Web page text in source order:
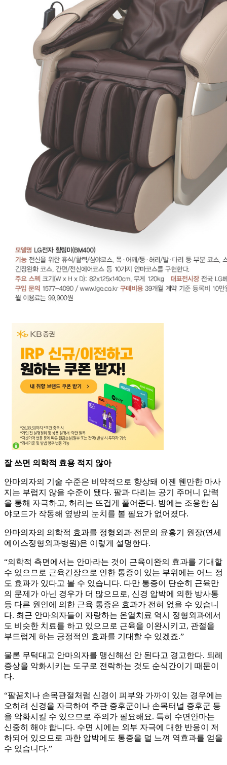
잘 쓰면 의학적 효용 적지 않아
안마의자의 기술 수준은 비약적으로 향상돼 이젠 웬만한 마사
지는 부럽지 않을 수준이 됐다. 팔과 다리는 공기 주머니 압력
을 통해 자극하고, 허리는 뜨겁게 풀어준다. 밤에는 조용한 심
야모드가 작동해 옆방의 눈치를 볼 필요가 없어졌다.
안마의자의 의학적 효과를 정형외과 전문의 윤홍기 원장(연세
에이스정형외과병원)은 이렇게 설명한다.
“의학적 측면에서는 안마라는 것이 근육이완의 효과를 기대할
수 있으므로 근육긴장으로 인한 통증이 있는 부위에는 어느 정
도 효과가 있다고 볼 수 있습니다. 다만 통증이 단순히 근육만
의 문제가 아닌 경우가 더 많으므로, 신경 압박에 의한 방사통
등 다른 원인에 의한 근육 통증은 효과가 전혀 없을 수 있습니
다. 최근 안마의자들이 자랑하는 온열치료 역시 정형외과에서
도 비슷한 치료를 하고 있으므로 근육을 이완시키고, 관절을
부드럽게 하는 긍정적인 효과를 기대할 수 있겠죠.”
물론 무턱대고 안마의자를 맹신해선 안 된다고 경고한다. 되레
증상을 악화시키는 도구로 전락하는 것도 순식간이기 때문이
다.
“팔꿈치나 손목관절처럼 신경이 피부와 가까이 있는 경우에는
오히려 신경을 자극하여 주관 증후군이나 손목터널 증후군 등
을 악화시킬 수 있으므로 주의가 필요해요. 특히 수면안마는
신중히 해야 합니다. 수면 시에는 외부 자극에 대한 반응이 저
하되어 있으므로 과한 압박에도 통증을 덜 느껴 역효과를 얻을
수 있습니다.”